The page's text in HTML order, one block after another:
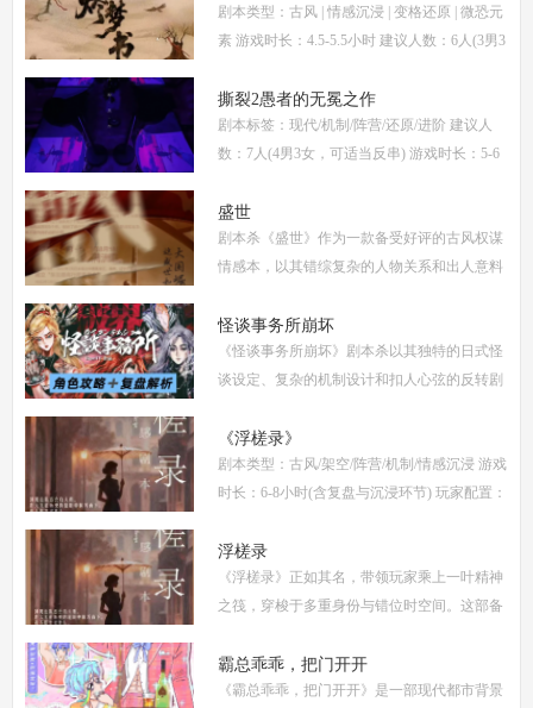
信公
剧本类型：古风 | 情感沉浸 | 变格还原 | 微恐元
素 游戏时长：4.5-5.5小时 建议人数：6人(3男3
风故事、情感细腻、偏好剧情还原的玩家 《烬
梦
撕裂2愚者的无冕之作
剧本标签：现代/机制/阵营/还原/进阶 建议人
数：7人(4男3女，可适当反串) 游戏时长：5-6
《撕裂2愚者的无冕之作》玩家点评关键词：
机制
盛世
剧本杀《盛世》作为一款备受好评的古风权谋
情感本，以其错综复杂的人物关系和出人意料
供全面的复盘解析，包括角色攻略、关键线索
解
怪谈事务所崩坏
《怪谈事务所崩坏》剧本杀以其独特的日式怪
谈设定、复杂的机制设计和扣人心弦的反转剧
复盘、体验测评、新本攻略、类型时间和玩家
点
《浮槎录》
剧本类型：古风/架空/阵营/机制/情感沉浸 游戏
时长：6-8小时(含复盘与沉浸环节) 玩家配置：
别选择以增强代入感) 适合玩家：适合喜爱深
度
浮槎录
《浮槎录》正如其名，带领玩家乘上一叶精神
之筏，穿梭于多重身份与错位时空间。这部备
精密的机制设计和深刻的人性探讨，在剧本杀
圈
霸总乖乖，把门开开
《霸总乖乖，把门开开》是一部现代都市背景